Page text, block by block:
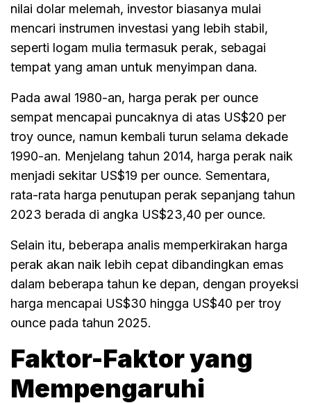
nilai dolar melemah, investor biasanya mulai
mencari instrumen investasi yang lebih stabil,
seperti logam mulia termasuk perak, sebagai
tempat yang aman untuk menyimpan dana.
Pada awal 1980-an, harga perak per ounce
sempat mencapai puncaknya di atas US$20 per
troy ounce, namun kembali turun selama dekade
1990-an. Menjelang tahun 2014, harga perak naik
menjadi sekitar US$19 per ounce. Sementara,
rata-rata harga penutupan perak sepanjang tahun
2023 berada di angka US$23,40 per ounce.
Selain itu, beberapa analis memperkirakan harga
perak akan naik lebih cepat dibandingkan emas
dalam beberapa tahun ke depan, dengan proyeksi
harga mencapai US$30 hingga US$40 per troy
ounce pada tahun 2025.
Faktor-Faktor yang
Mempengaruhi